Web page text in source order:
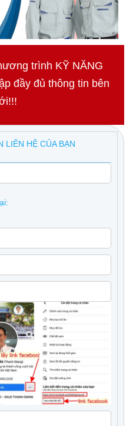
trình KỸ NĂNG
đầy đủ thông tin bên
LIÊN HỆ CỦA BẠN